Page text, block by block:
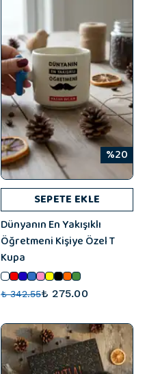
%20
SEPETE EKLE
Dünyanın En Yakışıklı
Öğretmeni Kişiye Özel T
Kupa
₺ 342.55₺ 275.00